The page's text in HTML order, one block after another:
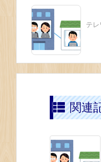
テ
関連